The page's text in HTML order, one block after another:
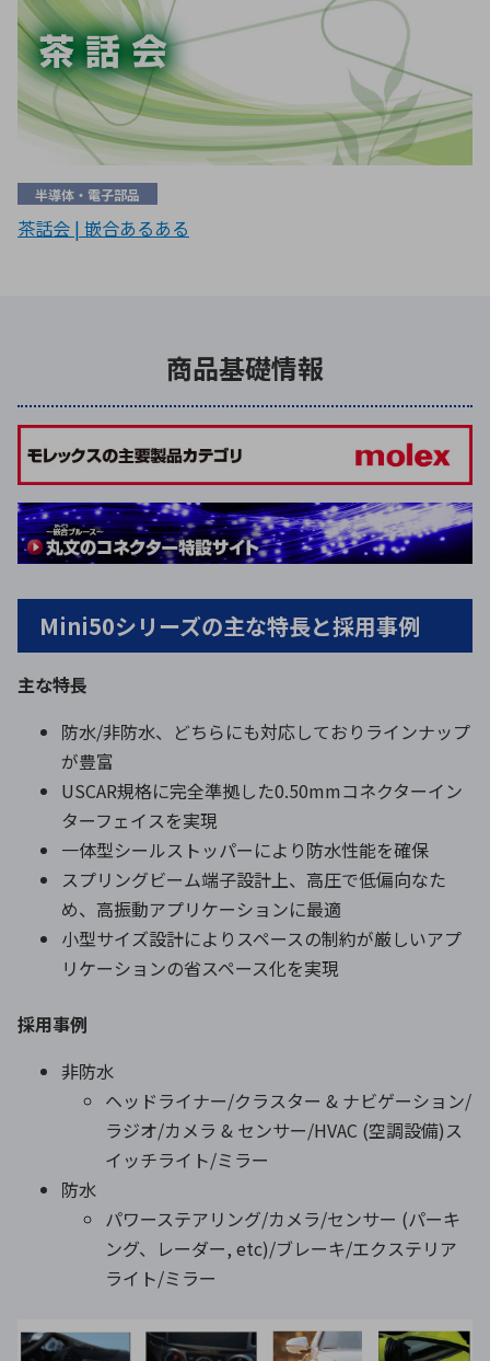
半導体・電子部品
茶話会 | 嵌合あるある
商品基礎情報
Mini50シリーズの主な特長と採用事例
主な特長
防水/非防水、どちらにも対応しておりラインナップ
が豊富
USCAR規格に完全準拠した0.50mmコネクターイン
ターフェイスを実現
一体型シールストッパーにより防水性能を確保
スプリングビーム端子設計上、高圧で低偏向なた
め、高振動アプリケーションに最適
小型サイズ設計によりスペースの制約が厳しいアプ
リケーションの省スペース化を実現
採用事例
非防水
ヘッドライナー/クラスター & ナビゲーション/
ラジオ/カメラ & センサー/HVAC (空調設備)ス
イッチライト/ミラー
防水
パワーステアリング/カメラ/センサー (パーキ
ング、レーダー, etc)/ブレーキ/エクステリア
ライト/ミラー